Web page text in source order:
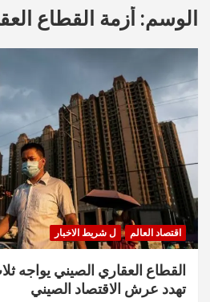
الوسم: أزمة القطاع
اقتصاد العالم ل شريط الاخبار
القطاع العقاري الصيني يواجه
تهدد عرش الاقتصاد الصيني